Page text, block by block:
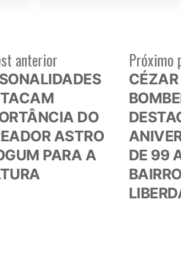
anterior
anterior:
DO
ASTRO
PARA A
Próximo
CÉZAR
DE 99
BAIRRO